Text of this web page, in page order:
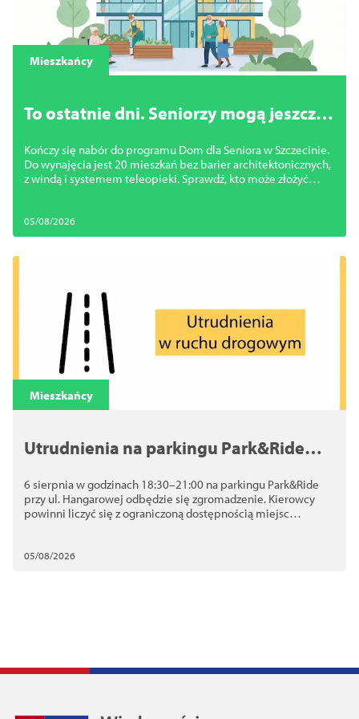
Mieszkańcy
To ostatnie dni. Seniorzy mogą jeszcze
centrum Szczecina
Kończy się nabór do programu Dom dla Seniora w Szczecinie.
Do wynajęcia jest 20 mieszkań bez barier architektonicznych,
z windą i systemem teleopieki. Sprawdź, kto może złożyć
05/08/2026
Mieszkańcy
Utrudnienia na parkingu Park&Ride
odbędzie się zgromadzenie
6 sierpnia w godzinach 18:30–21:00 na parkingu Park&Ride
przy ul. Hangarowej odbędzie się zgromadzenie. Kierowcy
powinni liczyć się z ograniczoną dostępnością miejsc
05/08/2026